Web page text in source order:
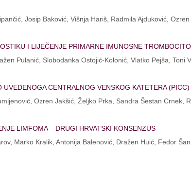
Josip Baković, Višnja Hariš, Radmila Ajduković,
I LIJEČENJE PRIMARNE IMUNOSNE
Pulanić, Slobodanka Ostojić-Kolonić, Vlatko Pejša, Toni
UVEDENOGA CENTRALNOG VENSKOG KATETERA
Ozren Jakšić, Željko Prka, Sandra Šestan Crnek,
LIMFOMA – DRUGI HRVATSKI KONSENZUS
Marko Kralik, Antonija Balenović, Dražen Huić, Fedor